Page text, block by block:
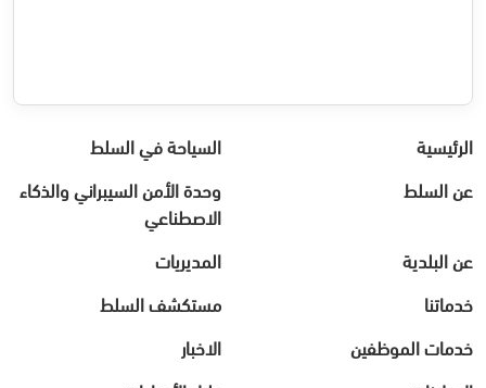
الرئيسية
السياحة في السلط
عن السلط
وحدة الأمن السيبراني والذكاء
الاصطناعي
عن البلدية
المديريات
خدماتنا
مستكشف السلط
خدمات الموظفين
الاخبار